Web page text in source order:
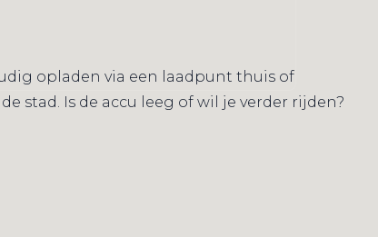
opladen via een laadpunt thuis of
stad. Is de accu leeg of wil je verder rijden?